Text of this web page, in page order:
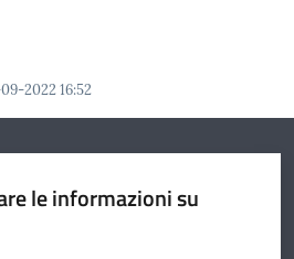
2022 16:52
le informazioni su